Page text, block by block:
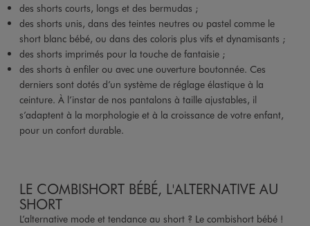
des shorts courts, longs et des bermudas ;
des shorts unis, dans des teintes neutres ou pastel comme le
short blanc bébé, ou dans des coloris plus vifs et dynamisants ;
des shorts imprimés pour la touche de fantaisie ;
des shorts à enfiler ou avec une ouverture boutonnée. Ces
derniers sont dotés d’un système de réglage élastique à la
ceinture. À l’instar de nos pantalons à taille ajustables, il
s’adaptent à la morphologie et à la croissance de votre enfant,
pour un confort durable.
LE COMBISHORT BÉBÉ, L'ALTERNATIVE AU
SHORT
L’alternative mode et tendance au short ? Le combishort bébé !